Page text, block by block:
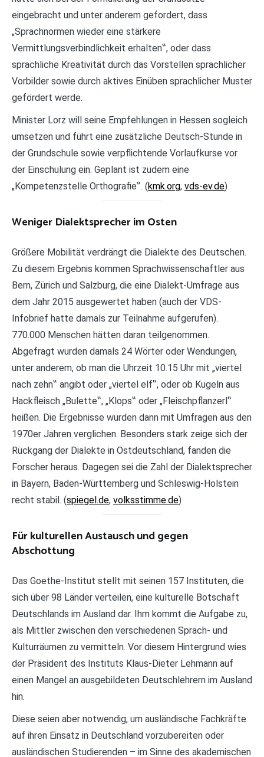
eingebracht und unter anderem gefordert, dass
„Sprachnormen wieder eine stärkere
Vermittlungsverbindlichkeit erhalten‟, oder dass
sprachliche Kreativität durch das Vorstellen sprachlicher
Vorbilder sowie durch aktives Einüben sprachlicher Muster
gefördert werde.
Minister Lorz will seine Empfehlungen in Hessen sogleich
umsetzen und führt eine zusätzliche Deutsch-Stunde in
der Grundschule sowie verpflichtende Vorlaufkurse vor
der Einschulung ein. Geplant ist zudem eine
„Kompetenzstelle Orthografie‟. (kmk.org, vds-ev.de)
Weniger Dialektsprecher im Osten
Größere Mobilität verdrängt die Dialekte des Deutschen.
Zu diesem Ergebnis kommen Sprachwissenschaftler aus
Bern, Zürich und Salzburg, die eine Dialekt-Umfrage aus
dem Jahr 2015 ausgewertet haben (auch der VDS-
Infobrief hatte damals zur Teilnahme aufgerufen).
770.000 Menschen hätten daran teilgenommen.
Abgefragt wurden damals 24 Wörter oder Wendungen,
unter anderem, ob man die Uhrzeit 10.15 Uhr mit „viertel
nach zehn‟ angibt oder „viertel elf‟, oder ob Kugeln aus
Hackfleisch „Bulette‟, „Klops‟ oder „Fleischpflanzerl‟
heißen. Die Ergebnisse wurden dann mit Umfragen aus den
1970er Jahren verglichen. Besonders stark zeige sich der
Rückgang der Dialekte in Ostdeutschland, fanden die
Forscher heraus. Dagegen sei die Zahl der Dialektsprecher
in Bayern, Baden-Württemberg und Schleswig-Holstein
recht stabil. (spiegel.de, volksstimme.de)
Für kulturellen Austausch und gegen
Abschottung
Das Goethe-Institut stellt mit seinen 157 Instituten, die
sich über 98 Länder verteilen, eine kulturelle Botschaft
Deutschlands im Ausland dar. Ihm kommt die Aufgabe zu,
als Mittler zwischen den verschiedenen Sprach- und
Kulturräumen zu vermitteln. Vor diesem Hintergrund wies
der Präsident des Instituts Klaus-Dieter Lehmann auf
einen Mangel an ausgebildeten Deutschlehrern im Ausland
hin.
Diese seien aber notwendig, um ausländische Fachkräfte
auf ihren Einsatz in Deutschland vorzubereiten oder
ausländischen Studierenden – im Sinne des akademischen